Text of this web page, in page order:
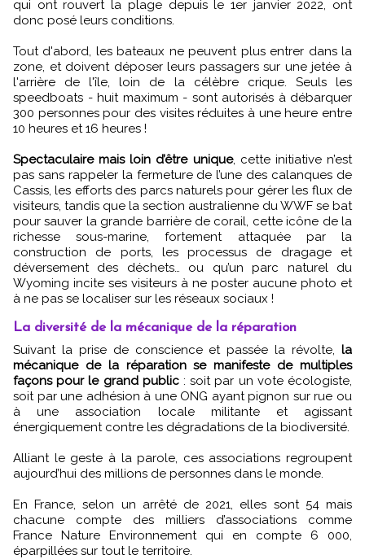
qui ont rouvert la plage depuis le 1er janvier 2022, ont
donc posé leurs conditions.
Tout d'abord, les bateaux ne peuvent plus entrer dans la
zone, et doivent déposer leurs passagers sur une jetée à
l'arrière de l'île, loin de la célèbre crique. Seuls les
speedboats - huit maximum - sont autorisés à débarquer
300 personnes pour des visites réduites à une heure entre
10 heures et 16 heures !
Spectaculaire mais loin d’être unique, cette initiative n’est
pas sans rappeler la fermeture de l’une des calanques de
Cassis, les efforts des parcs naturels pour gérer les flux de
visiteurs, tandis que la section australienne du WWF se bat
pour sauver la grande barrière de corail, cette icône de la
richesse sous-marine, fortement attaquée par la
construction de ports, les processus de dragage et
déversement des déchets… ou qu’un parc naturel du
Wyoming incite ses visiteurs à ne poster aucune photo et
à ne pas se localiser sur les réseaux sociaux !
La diversité de la mécanique de la réparation
Suivant la prise de conscience et passée la révolte, la
mécanique de la réparation se manifeste de multiples
façons pour le grand public: soit par un vote écologiste,
soit par une adhésion à une ONG ayant pignon sur rue ou
à une association locale militante et agissant
énergiquement contre les dégradations de la biodiversité.
Alliant le geste à la parole, ces associations regroupent
aujourd’hui des millions de personnes dans le monde.
En France, selon un arrêté de 2021, elles sont 54 mais
chacune compte des milliers d’associations comme
France Nature Environnement qui en compte 6 000,
éparpillées sur tout le territoire.